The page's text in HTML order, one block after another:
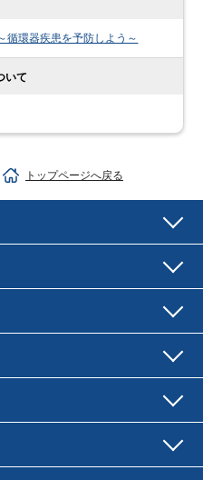
循環器疾患を予防しよう～
いて
トップページへ戻る